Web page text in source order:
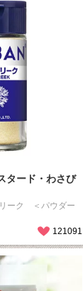
タード・わさび
ーク ＜パウダー
121091